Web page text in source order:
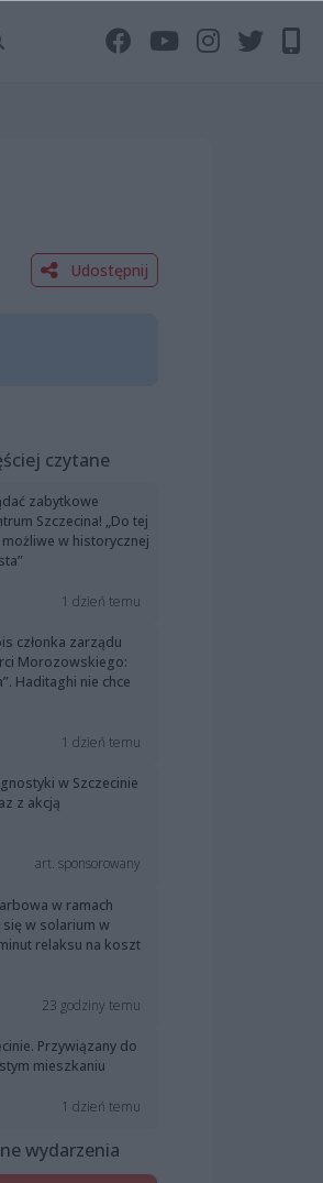
Udostępnij
czytane
zabytkowe
Szczecina! „Do tej
w historycznej
1 dzień temu
członka zarządu
Morozowskiego:
Haditaghi nie chce
1 dzień temu
w Szczecinie
z akcją
art. sponsorowany
w ramach
się w solarium w
relaksu na koszt
23 godziny temu
Przywiązany do
mieszkaniu
1 dzień temu
wydarzenia